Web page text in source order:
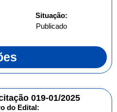
Situação:
Publicado
019-01/2025
do Edital: